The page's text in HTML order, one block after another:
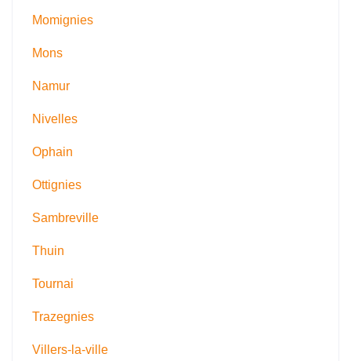
Momignies
Mons
Namur
Nivelles
Ophain
Ottignies
Sambreville
Thuin
Tournai
Trazegnies
Villers-la-ville